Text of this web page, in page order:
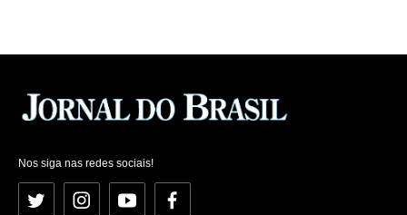
Nos siga nas redes sociais!
Twitter InstagramYouTubeFacebook